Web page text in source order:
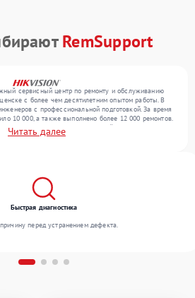
RemSupport
сервисный центр по ремонту и обслуживанию
с более чем десятилетним опытом работы. В
с профессиональной подготовкой. За время
10 000, а также выполнено более 12 000 ремонтов.
поступает более 300 обращений, включая , , . Мы
неисправностей и гарантируем высокое качество
Читать далее
Быстрая диагностика
перед устранением дефекта.